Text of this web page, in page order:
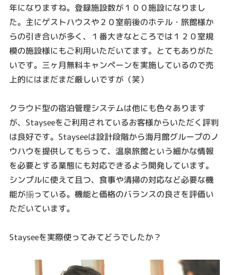
年になりますね。登録施設数が１００施設になりまし
た。主にゲストハウスや２０室前後のホテル・旅館様か
らの引き合いが多く、１番大きなところでは１２０室規
模の施設様にもご利用いただいてます。とてもありがた
いです。三ヶ月無料キャンペーンを実施しているので売
上的にはまだまだ厳しいですが（笑）
クラウド型の宿泊管理システムは他にも色々あります
が、Stayseeをご利用されているお客様からいただく評判
は良好です。Stayseeは設計段階から海月館グループのノ
ウハウを提供してもらって、温泉旅館という細かな情報
を必要とする業態にも対応できるよう開発しています。
シンプルに使えて且つ、食事や清掃の対応など必要な機
能が揃っている。機能と価格のバランスの良さを評価い
ただいています。
Stayseeを実際使ってみてどうでしたか？